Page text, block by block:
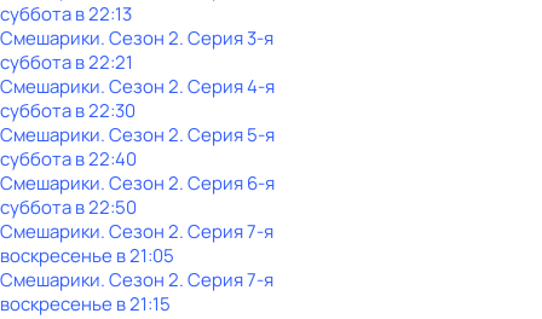
субботав22:13
Смешарики. Сезон 2. Серия 3-я
субботав22:21
Смешарики. Сезон 2. Серия 4-я
субботав22:30
Смешарики. Сезон 2. Серия 5-я
субботав22:40
Смешарики. Сезон 2. Серия 6-я
субботав22:50
Смешарики. Сезон 2. Серия 7-я
воскресенье в21:05
Смешарики. Сезон 2. Серия 7-я
воскресенье в21:15